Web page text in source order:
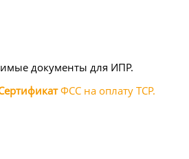
документы для ИПР.
ФСС на оплату ТСР.